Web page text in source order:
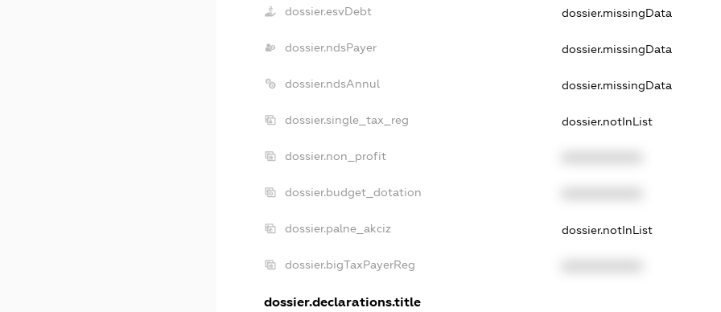
dossier.esvDebt dossier.missingData
dossier.ndsPayer dossier.missingData
dossier.ndsAnnul dossier.missingData
dossier.single_tax_reg dossier.notInList
dossier.non_profit
dossier.budget_dotation
dossier.palne_akciz dossier.notInList
dossier.bigTaxPayerReg
dossier.declarations.title